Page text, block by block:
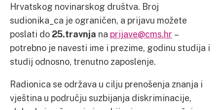
Hrvatskog novinarskog društva. Broj
sudionika_ca je ograničen, a prijavu možete
poslati do 25.travnja na prijave@cms.hr –
potrebno je navesti ime i prezime, godinu studija i
studij odnosno, trenutno zaposlenje.
Radionica se održava u cilju prenošenja znanja i
vještina u području suzbijanja diskriminacije,